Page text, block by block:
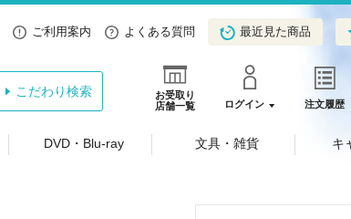
ご利用案内 よくある質問 最近見た商品
お受取り
店舗一覧
ログイン 注文履歴
こだわり検索
DVD・Blu-ray 文具・雑貨 キ